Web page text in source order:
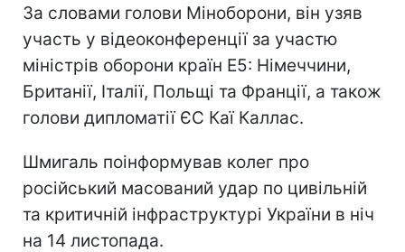
За словами голови Міноборони, він узяв
участь у відеоконференції за участю
міністрів оборони країн E5: Німеччини,
Британії, Італії, Польщі та Франції, а також
голови дипломатії ЄС Каї Каллас.
Шмигаль поінформував колег про
російський масований удар по цивільній
та критичній інфраструктурі України в ніч
на 14 листопада.